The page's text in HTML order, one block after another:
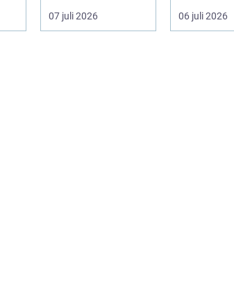
som kombinerar
traditionel...
07 juli 2026
och bosta...
06 juli 2026